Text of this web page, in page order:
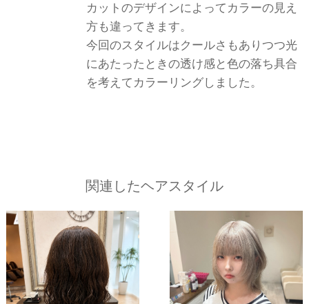
カットのデザインによってカラーの見え
方も違ってきます。
今回のスタイルはクールさもありつつ光
にあたったときの透け感と色の落ち具合
を考えてカラーリングしました。
関連したヘアスタイル